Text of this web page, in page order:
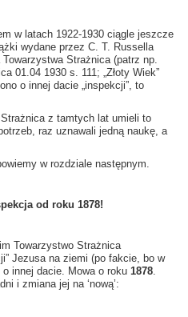
latach 1922-1930 ciągle jeszcze
wydane przez C. T. Russella
Strażnica (patrz np.
01.04 1930 s. 111; „Złoty Wiek”
o innej dacie „inspekcji”, to
z tamtych lat umieli to
raz uznawali jedną naukę, a
w rozdziale następnym.
od roku 1878!
Strażnica
Jezusa na ziemi (po fakcie, bo w
o innej dacie. Mowa o roku1878.
i zmiana jej na ‘nową’: